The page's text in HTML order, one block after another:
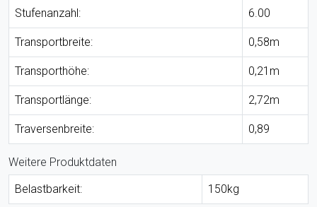
Stufenanzahl: 6.00
Transportbreite: 0,58m
Transporthöhe: 0,21m
Transportlänge: 2,72m
Traversenbreite: 0,89
Weitere Produktdaten
Belastbarkeit:
150kg